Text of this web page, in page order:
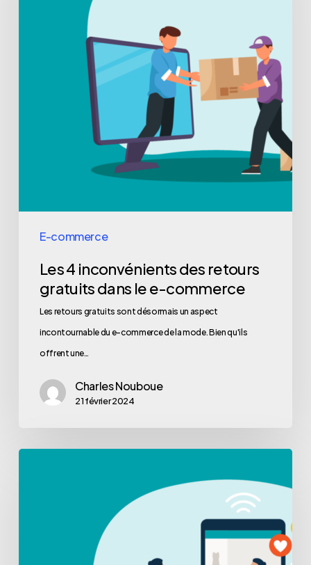
E-commerce
Les 4 inconvénients des retours
gratuits dans le e-commerce
Les retours gratuits sont désormais un aspect
incontournable du e-commerce de la mode. Bien qu'ils
offrent une…
Charles Nouboue
21 février 2024